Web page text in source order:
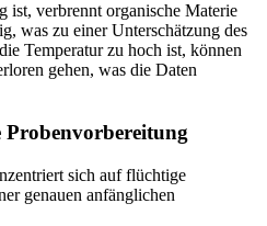
ist, verbrennt organische Materie
was zu einer Unterschätzung des
Temperatur zu hoch ist, können
gehen, was die Daten
Probenvorbereitung
sich auf flüchtige
genauen anfänglichen